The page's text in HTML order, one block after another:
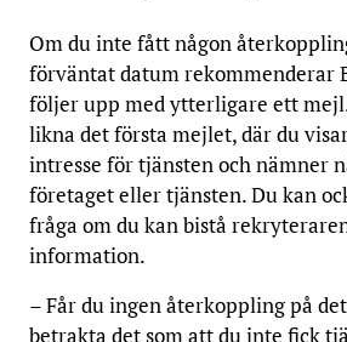
Om du inte fått någon
förväntat datum rekommenderar
följer upp med ytterligare ett
likna det första mejlet, där du
intresse för tjänsten och nämner
företaget eller tjänsten. Du kan
fråga om du kan bistå
information.
– Får du ingen återkoppling på
betrakta det som att du inte fick